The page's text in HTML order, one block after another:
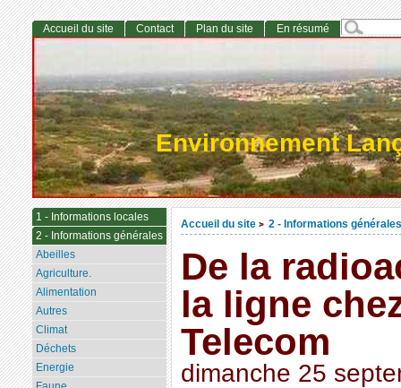
Environnement
Accueil du site > 2 - Informations générales
De la
la ligne
Telecom
dimanche 25
Accueil du site Contact Plan du site En résumé
1 - Informations locales
2 - Informations générales
Abeilles
Agriculture.
Alimentation
Autres
Climat
Déchets
Energie